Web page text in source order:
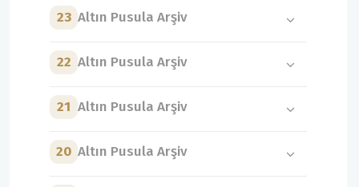
23 Altın Pusula Arşiv
22 Altın Pusula Arşiv
21 Altın Pusula Arşiv
20 Altın Pusula Arşiv